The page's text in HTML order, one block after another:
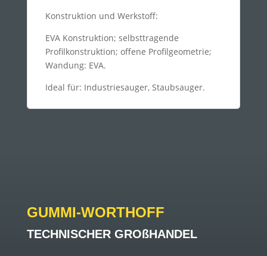
Konstruktion und Werkstoff:
EVA Konstruktion; selbsttragende
Profilkonstruktion; offene Profilgeometrie;
Wandung: EVA.
Ideal für: Industriesauger, Staubsauger.
GUMMI-WORTHOFF
TECHNISCHER GROßHANDEL